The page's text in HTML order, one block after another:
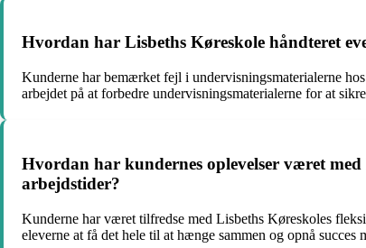
Hvordan har Lisbeths Køreskole håndteret
Kunderne har bemærket fejl i undervisningsmaterialerne
arbejdet på at forbedre undervisningsmaterialerne for at
Hvordan har kundernes oplevelser været
arbejdstider?
Kunderne har været tilfredse med Lisbeths Køreskoles
eleverne at få det hele til at hænge sammen og opnå succes